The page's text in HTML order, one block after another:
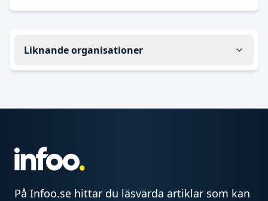
Liknande organisationer
På Infoo.se hittar du läsvärda artiklar som kan